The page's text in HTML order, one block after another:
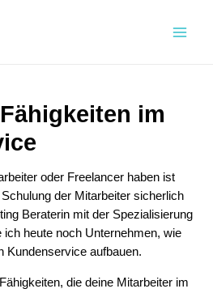
im
oder Freelancer haben ist
der Mitarbeiter sicherlich
Beraterin mit der Spezialisierung
heute noch Unternehmen, wie
Kundenservice aufbauen.
die deine Mitarbeiter im